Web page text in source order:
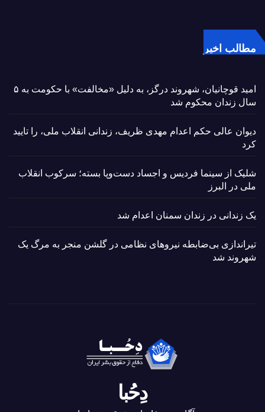
مطالب اخیر
امید قوچانیان، شهروند درگز، به دلیل «مخالفت» با حکومت به ۵
سال زندان محکوم شد
دیوان عالی حکم اعدام مهدی ظریف، زندانی انقلاب ملی، را تایید
کرد
شلیک از سینما فردیس و اجساد دست‌وپا بسته؛ سرکوب انقلاب
ملی در البرز
یک زندانی در زندان سمنان اعدام شد
تیراندازی بی‌ضابطه نیروهای نظامی در گلشن منجر به مرگ یک
شهروند شد
دِحُبا